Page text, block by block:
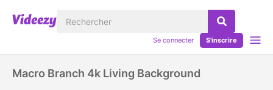
Se connecter S'inscrire
Macro Branch 4k Living Background